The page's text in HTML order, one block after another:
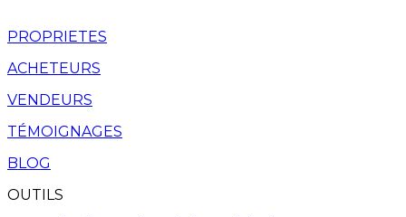
PROPRIETES
ACHETEURS
VENDEURS
TÉMOIGNAGES
BLOG
OUTILS